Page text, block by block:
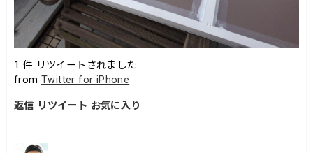
1 件 リツイートされました
from Twitter for iPhone
返信 リツイート お気に入り